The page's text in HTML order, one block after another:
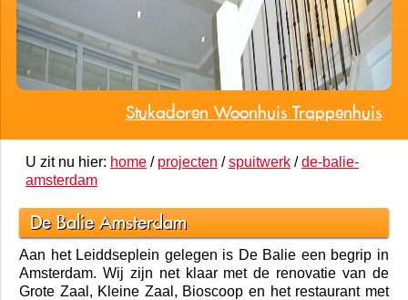
Stukadoren Woonhuis Trappenhuis
U zit nu hier: home/ projecten /spuitwerk/de-balie-
amsterdam
De Balie Amsterdam
Aan het Leiddseplein gelegen is De Balie een begrip in
Amsterdam. Wij zijn net klaar met de renovatie van de
Grote Zaal, Kleine Zaal, Bioscoop en het restaurant met